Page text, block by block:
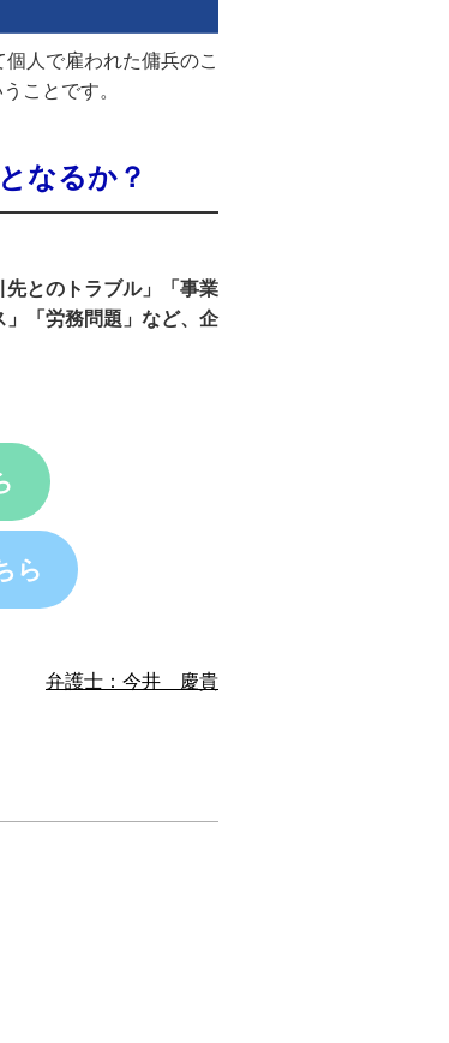
人で雇われた傭兵のこ
ことです。
なるか？
先とのトラブル」「事業
「労務問題」など、企
ら
弁護士：今井 慶貴